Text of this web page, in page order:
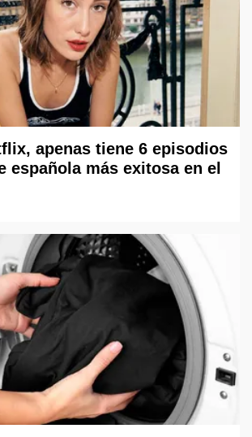
apenas tiene 6 episodios
española más exitosa en el